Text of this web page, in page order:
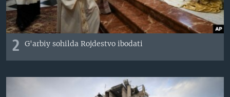
2 G'arbiy sohilda Rojdestvo ibodati